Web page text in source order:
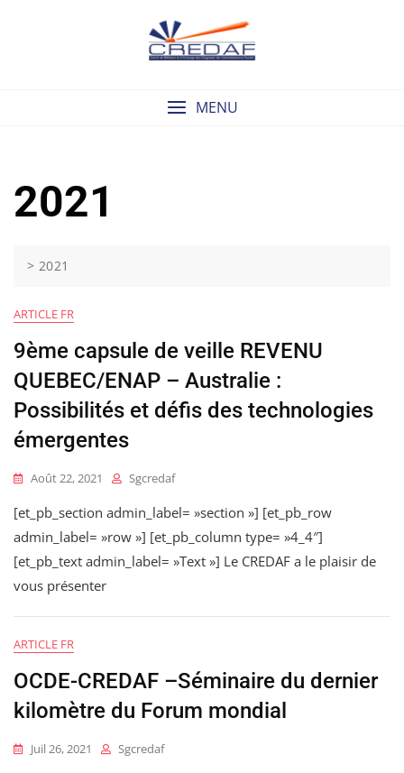
MENU
2021
> 2021
ARTICLE FR
9ème capsule de veille REVENU
QUEBEC/ENAP – Australie :
Possibilités et défis des technologies
émergentes
Août 22, 2021 Sgcredaf
[et_pb_section admin_label= »section »] [et_pb_row
admin_label= »row »] [et_pb_column type= »4_4″]
[et_pb_text admin_label= »Text »] Le CREDAF a le plaisir de
vous présenter
ARTICLE FR
OCDE-CREDAF –Séminaire du dernier
kilomètre du Forum mondial
Juil 26, 2021 Sgcredaf